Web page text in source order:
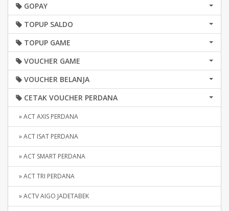
GOPAY
TOPUP SALDO
TOPUP GAME
VOUCHER GAME
VOUCHER BELANJA
CETAK VOUCHER PERDANA
» ACT AXIS PERDANA
» ACT ISAT PERDANA
» ACT SMART PERDANA
» ACT TRI PERDANA
» ACTV AIGO JADETABEK